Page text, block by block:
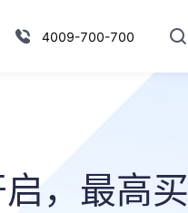
4009-700-700
，最高买